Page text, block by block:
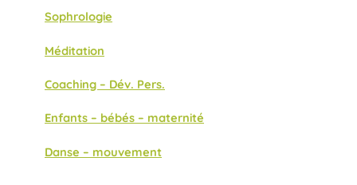
Sophrologie
Méditation
Coaching – Dév. Pers.
Enfants – bébés – maternité
Danse – mouvement